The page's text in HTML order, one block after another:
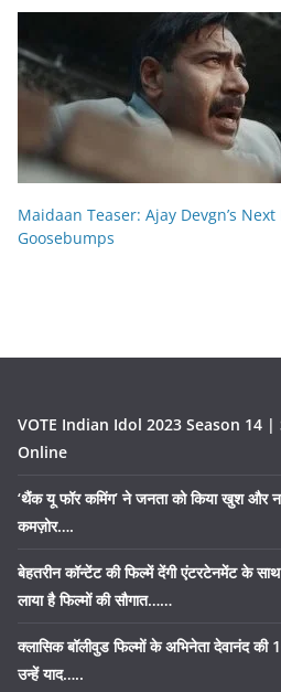
Maidaan Teaser: Ajay Devgn’s
Goosebumps
VOTE Indian Idol 2023 Season 14
Online
‘थैंक यू फॉर कमिंग’ ने जनता को किया खुश और
कमज़ोर….
बेहतरीन कॉन्टेंट की फिल्में देंगी एंटरटेनमेंट के
लाया है फिल्मों की सौगात……
क्लासिक बॉलीवुड फिल्मों के अभिनेता देवानंद
उन्हें याद…..